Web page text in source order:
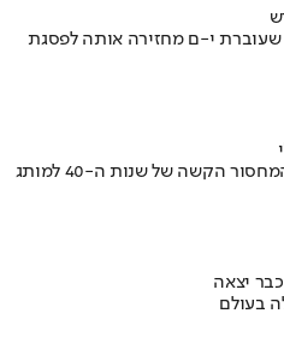
י-ם מחזירה אותה לפסגת
איך אסם הפכה את תקופת הצנע והמחסור הקשה של שנות ה-40 למותג
יצאה
בעולם